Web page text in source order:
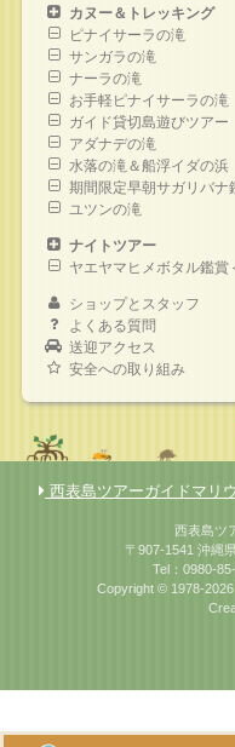
カヌー＆トレッキング
ピナイサーラの滝
サンガラの滝
ナーラの滝
お手軽ピナイサーラの滝
ガイド貸切島遊びツアー
アダナデの滝
水落の滝＆船浮イダの浜
期間限定早朝サガリバナ
ユツンの滝
ナイトツアー
ヤエヤマヒメボタル鑑賞
ショップとスタッフ
よくある質問
送迎アクセス
安全への取り組み
西表島ツアーガイドマリ
西表島ツ
〒907-1541 沖縄
Tel：0980-
Copyright © 1978-